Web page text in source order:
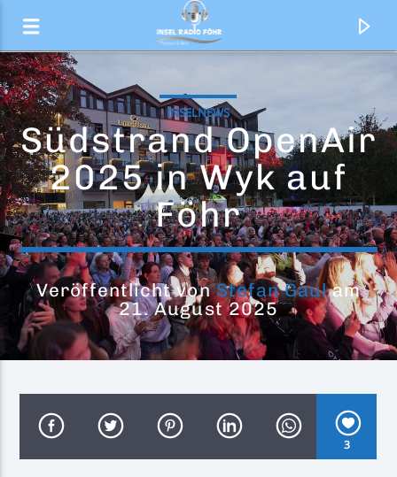
Aktueller Titel
Vem Dancar Kuduro
INSELNEWS
Südstrand OpenAir
2025 in Wyk auf
Föhr
Veröffentlicht vonStefan Gaulam
21. August 2025
3